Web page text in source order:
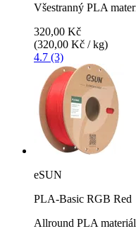
Všestranný PLA
320,00 Kč
(320,00 Kč / kg)
4.7 (3)
eSUN
PLA-Basic RGB Red
Allround PLA materiál